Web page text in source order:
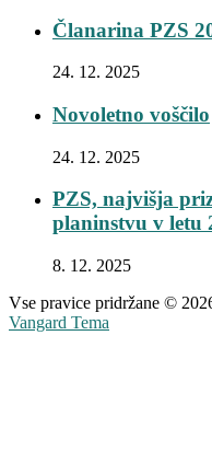
Članarina PZS
24. 12. 2025
Novoletno voščilo
24. 12. 2025
PZS, najvišja
planinstvu v letu
8. 12. 2025
Vse pravice pridržane ©
Vangard Tema